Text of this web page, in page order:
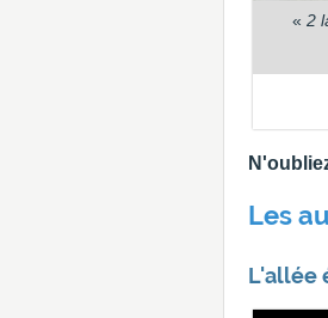
« 2
Les
L'allée